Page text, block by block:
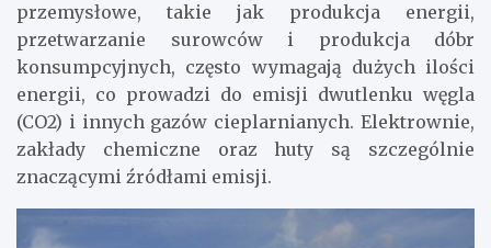
przemysłowe, takie jak produkcja energii,
przetwarzanie surowców i produkcja dóbr
konsumpcyjnych, często wymagają dużych ilości
energii, co prowadzi do emisji dwutlenku węgla
(CO2) i innych gazów cieplarnianych. Elektrownie,
zakłady chemiczne oraz huty są szczególnie
znaczącymi źródłami emisji.